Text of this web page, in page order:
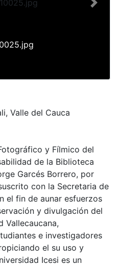
Next
Valle del Cauca
y Fílmico del
de la Biblioteca
Garcés Borrero, por
con la Secretaria de
el fin de aunar esfuerzos
y divulgación del
Vallecaucana,
e investigadores
el su uso y
Icesi es un